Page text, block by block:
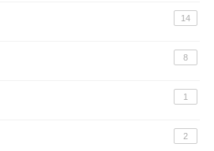
14
8
1
2